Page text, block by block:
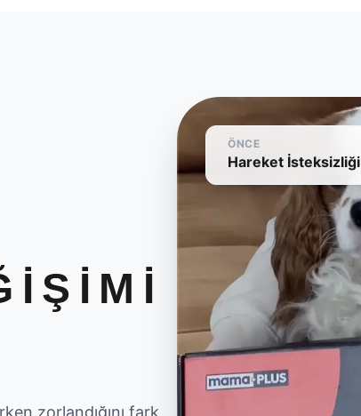
ÖNCE
Hareket İsteksizliği
zorlandığını fark